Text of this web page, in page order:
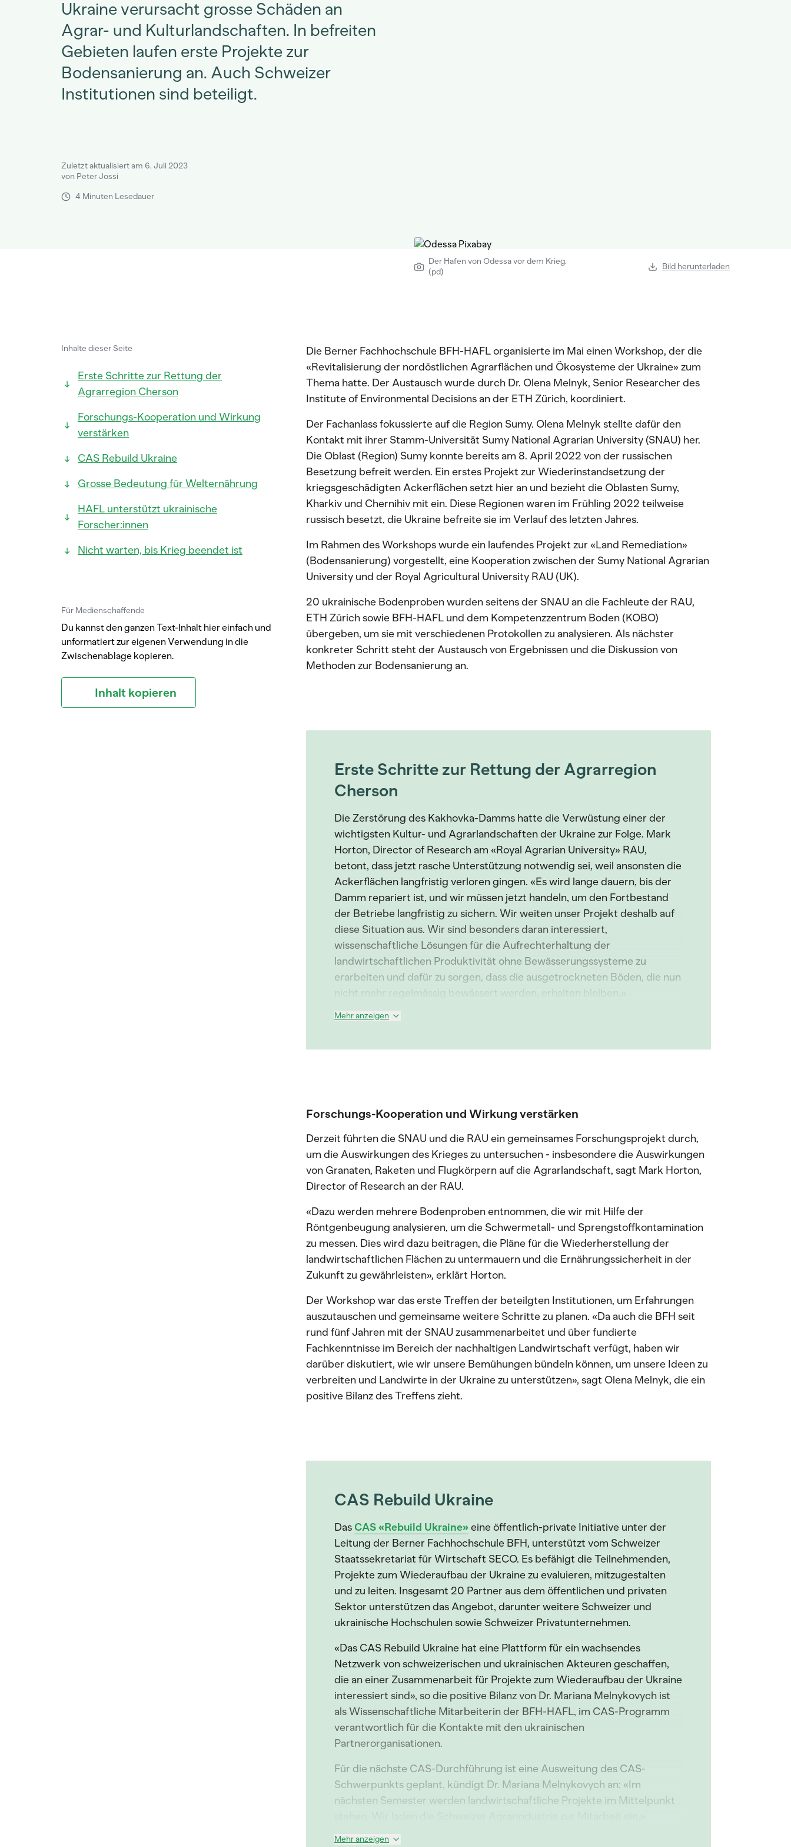
Ukraine verursacht grosse Schäden an
Agrar- und Kulturlandschaften. In befreiten
Gebieten laufen erste Projekte zur
Bodensanierung an. Auch Schweizer
Institutionen sind beteiligt.
Zuletzt aktualisiert am 6. Juli 2023
von Peter Jossi
4 Minuten Lesedauer
Der Hafen von Odessa vor dem Krieg.
(pd)
Bild herunterladen
Inhalte dieser Seite
Erste Schritte zur Rettung der
Agrarregion Cherson
Forschungs-Kooperation und Wirkung
verstärken
CAS Rebuild Ukraine
Grosse Bedeutung für Welternährung
HAFL unterstützt ukrainische
Forscher:innen
Nicht warten, bis Krieg beendet ist
Für Medienschaffende
Du kannst den ganzen Text-Inhalt hier einfach und
unformatiert zur eigenen Verwendung in die
Zwischenablage kopieren.
Inhalt kopieren
Die Berner Fachhochschule BFH-HAFL organisierte im Mai einen Workshop, der die
«Revitalisierung der nordöstlichen Agrarflächen und Ökosysteme der Ukraine» zum
Thema hatte. Der Austausch wurde durch Dr. Olena Melnyk, Senior Researcher des
Institute of Environmental Decisions an der ETH Zürich, koordiniert.
Der Fachanlass fokussierte auf die Region Sumy. Olena Melnyk stellte dafür den
Kontakt mit ihrer Stamm-Universität Sumy National Agrarian University (SNAU) her.
Die Oblast (Region) Sumy konnte bereits am 8. April 2022 von der russischen
Besetzung befreit werden. Ein erstes Projekt zur Wiederinstandsetzung der
kriegsgeschädigten Ackerflächen setzt hier an und bezieht die Oblasten Sumy,
Kharkiv und Chernihiv mit ein. Diese Regionen waren im Frühling 2022 teilweise
russisch besetzt, die Ukraine befreite sie im Verlauf des letzten Jahres.
Im Rahmen des Workshops wurde ein laufendes Projekt zur «Land Remediation»
(Bodensanierung) vorgestellt, eine Kooperation zwischen der Sumy National Agrarian
University und der Royal Agricultural University RAU (UK).
20 ukrainische Bodenproben wurden seitens der SNAU an die Fachleute der RAU,
ETH Zürich sowie BFH-HAFL und dem Kompetenzzentrum Boden (KOBO)
übergeben, um sie mit verschiedenen Protokollen zu analysieren. Als nächster
konkreter Schritt steht der Austausch von Ergebnissen und die Diskussion von
Methoden zur Bodensanierung an.
Erste Schritte zur Rettung der Agrarregion
Cherson
Die Zerstörung des Kakhovka-Damms hatte die Verwüstung einer der
wichtigsten Kultur- und Agrarlandschaften der Ukraine zur Folge. Mark
Horton, Director of Research am «Royal Agrarian University» RAU,
betont, dass jetzt rasche Unterstützung notwendig sei, weil ansonsten die
Ackerflächen langfristig verloren gingen. «Es wird lange dauern, bis der
Damm repariert ist, und wir müssen jetzt handeln, um den Fortbestand
der Betriebe langfristig zu sichern. Wir weiten unser Projekt deshalb auf
diese Situation aus. Wir sind besonders daran interessiert,
wissenschaftliche Lösungen für die Aufrechterhaltung der
landwirtschaftlichen Produktivität ohne Bewässerungssysteme zu
erarbeiten und dafür zu sorgen, dass die ausgetrockneten Böden, die nun
nicht mehr regelmässig bewässert werden, erhalten bleiben.»
Mehr anzeigen
Forschungs-Kooperation und Wirkung verstärken
Derzeit führten die SNAU und die RAU ein gemeinsames Forschungsprojekt durch,
um die Auswirkungen des Krieges zu untersuchen - insbesondere die Auswirkungen
von Granaten, Raketen und Flugkörpern auf die Agrarlandschaft, sagt Mark Horton,
Director of Research an der RAU.
«Dazu werden mehrere Bodenproben entnommen, die wir mit Hilfe der
Röntgenbeugung analysieren, um die Schwermetall- und Sprengstoffkontamination
zu messen. Dies wird dazu beitragen, die Pläne für die Wiederherstellung der
landwirtschaftlichen Flächen zu untermauern und die Ernährungssicherheit in der
Zukunft zu gewährleisten», erklärt Horton.
Der Workshop war das erste Treffen der beteilgten Institutionen, um Erfahrungen
auszutauschen und gemeinsame weitere Schritte zu planen. «Da auch die BFH seit
rund fünf Jahren mit der SNAU zusammenarbeitet und über fundierte
Fachkenntnisse im Bereich der nachhaltigen Landwirtschaft verfügt, haben wir
darüber diskutiert, wie wir unsere Bemühungen bündeln können, um unsere Ideen zu
verbreiten und Landwirte in der Ukraine zu unterstützen», sagt Olena Melnyk, die ein
positive Bilanz des Treffens zieht.
CAS Rebuild Ukraine
DasCAS «Rebuild Ukraine»eine öffentlich-private Initiative unter der
Leitung der Berner Fachhochschule BFH, unterstützt vom Schweizer
Staatssekretariat für Wirtschaft SECO. Es befähigt die Teilnehmenden,
Projekte zum Wiederaufbau der Ukraine zu evaluieren, mitzugestalten
und zu leiten. Insgesamt 20 Partner aus dem öffentlichen und privaten
Sektor unterstützen das Angebot, darunter weitere Schweizer und
ukrainische Hochschulen sowie Schweizer Privatunternehmen.
«Das CAS Rebuild Ukraine hat eine Plattform für ein wachsendes
Netzwerk von schweizerischen und ukrainischen Akteuren geschaffen,
die an einer Zusammenarbeit für Projekte zum Wiederaufbau der Ukraine
interessiert sind», so die positive Bilanz von Dr. Mariana Melnykovych ist
als Wissenschaftliche Mitarbeiterin der BFH-HAFL, im CAS-Programm
verantwortlich für die Kontakte mit den ukrainischen
Partnerorganisationen.
Für die nächste CAS-Durchführung ist eine Ausweitung des CAS-
Schwerpunkts geplant, kündigt Dr. Mariana Melnykovych an: «Im
nächsten Semester werden landwirtschaftliche Projekte im Mittelpunkt
Mehr anzeigen